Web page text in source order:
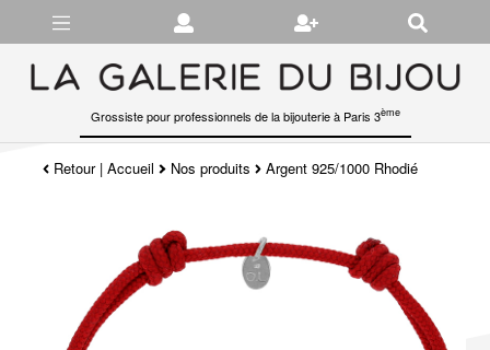
Grossiste pour professionnels de la bijouterie à Paris 3ème
Retour|Accueil Nos produits Argent 925/1000 Rhodié
Gérer les préférences en matière de cookies